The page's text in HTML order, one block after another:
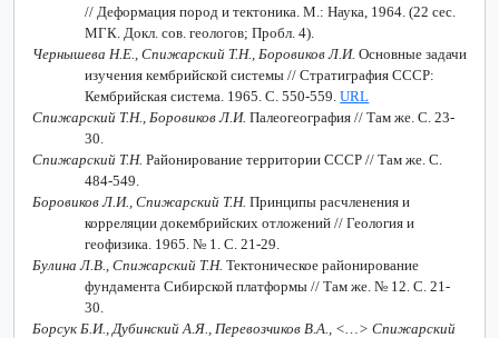
// Деформация пород и тектоника. М.: Наука, 1964. (22 сес.
МГК. Докл. сов. геологов; Пробл. 4).
Чернышева Н.Е., Спижарский Т.Н., Боровиков Л.И. Основные задачи
изучения кембрийской системы // Стратиграфия СССР:
Кембрийская система. 1965. С. 550-559.URL
Спижарский Т.Н., Боровиков Л.И. Палеогеография // Там же. С. 23-
30.
Спижарский Т.Н. Районирование территории СССР // Там же. С.
484-549.
Боровиков Л.И., Спижарский Т.Н. Принципы расчленения и
корреляции докембрийских отложений // Геология и
геофизика. 1965. № 1. С. 21-29.
Булина Л.В., Спижарский Т.Н. Тектоническое районирование
фундамента Сибирской платформы // Там же. № 12. С. 21-
30.
Борсук Б.И., Дубинский А.Я., Перевозчиков В.А., <…> Спижарский